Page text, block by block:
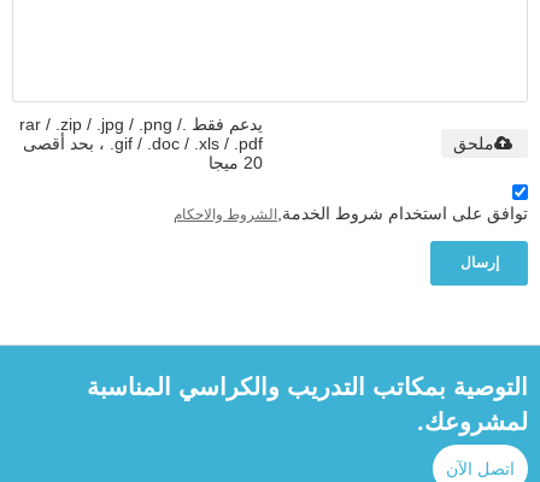
يدعم فقط .rar / .zip / .jpg / .png /
.gif / .doc / .xls / .pdf ، بحد أقصى
20 ميجا
ملحق
توافق على استخدام شروط الخدمة, الشروط والاحكام
إرسال
التوصية بمكاتب التدريب والكراسي المناسبة
لمشروعك.
اتصل الآن